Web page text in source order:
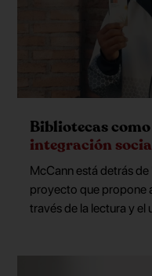
Bibliotecas
integración
McCann está detrás
proyecto que propone
través de la lectura y